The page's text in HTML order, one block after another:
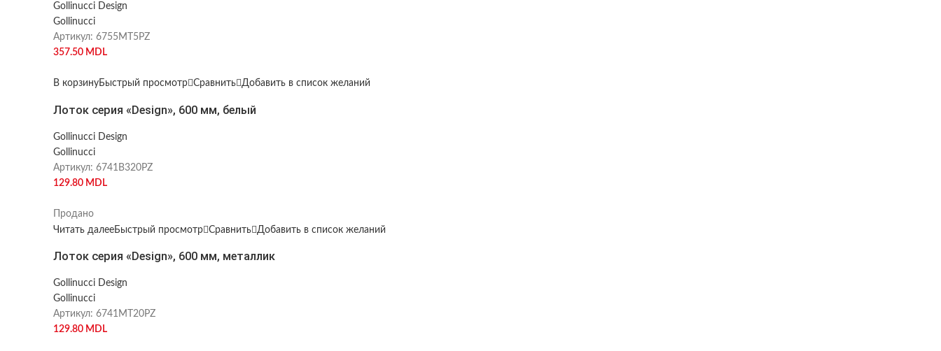
Gollinucci Design
Gollinucci
Артикул: 6755MT5PZ
357.50 MDL
В корзинуБыстрый просмотр Сравнить Добавить в список желаний
Лоток серия «Design», 600 мм, белый
Gollinucci Design
Gollinucci
Артикул: 6741B320PZ
129.80 MDL
Продано
Читать далееБыстрый просмотр Сравнить Добавить в список желаний
Лоток серия «Design», 600 мм, металлик
Gollinucci Design
Gollinucci
Артикул: 6741MT20PZ
129.80 MDL